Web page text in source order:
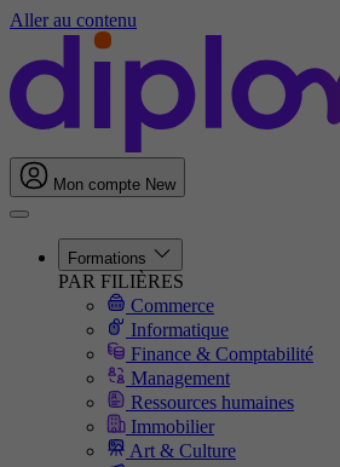
Aller au contenu
Mon compte New
Formations
PAR FILIÈRES
Commerce
Informatique
Finance & Comptabilité
Management
Ressources humaines
Immobilier
Art & Culture